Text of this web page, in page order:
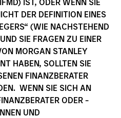
IST, ODER WENN SIE
DER DEFINITION EINES
(WIE NACHSTEHEND
SIE FRAGEN ZU EINER
MORGAN STANLEY
HABEN, SOLLTEN SIE
FINANZBERATER
WENN SIE SICH AN
ODER -
UND